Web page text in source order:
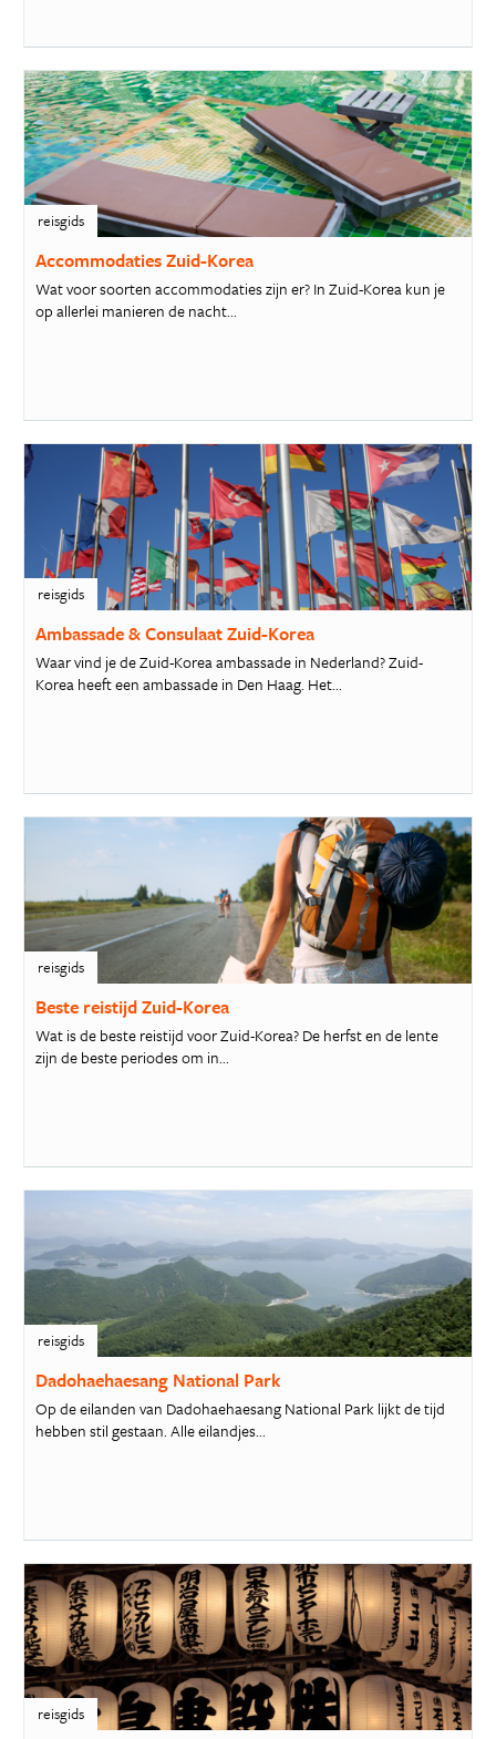
reisgids
Accommodaties Zuid-Korea
Wat voor soorten accommodaties zijn er? In Zuid-Korea kun je
op allerlei manieren de nacht...
reisgids
Ambassade & Consulaat Zuid-Korea
Waar vind je de Zuid-Korea ambassade in Nederland? Zuid-
Korea heeft een ambassade in Den Haag. Het...
reisgids
Beste reistijd Zuid-Korea
Wat is de beste reistijd voor Zuid-Korea? De herfst en de lente
zijn de beste periodes om in...
reisgids
Dadohaehaesang National Park
Op de eilanden van Dadohaehaesang National Park lijkt de tijd
hebben stil gestaan. Alle eilandjes...
reisgids